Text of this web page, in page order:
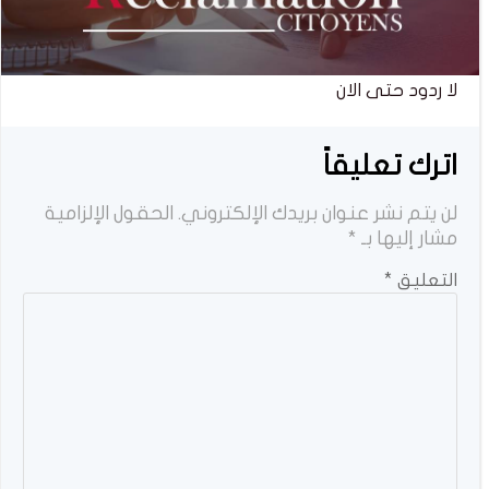
لا ردود حتى الان
اترك تعليقاً
لن يتم نشر عنوان بريدك الإلكتروني. الحقول الإلزامية
مشار إليها بـ *
التعليق *